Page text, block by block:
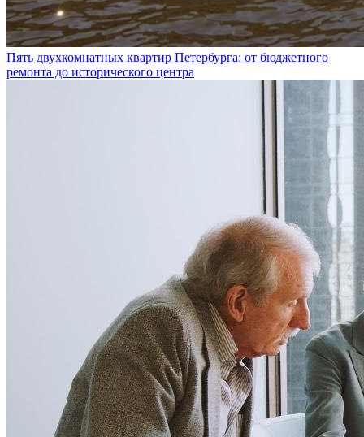
Пять двухкомнатных квартир Петербурга: от бюджетного
ремонта до исторического центра